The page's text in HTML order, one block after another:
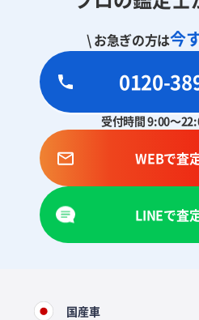
\ お急ぎの方は今
0120-
受付時間 9:00～
WEBで査
LINEで査
国産車